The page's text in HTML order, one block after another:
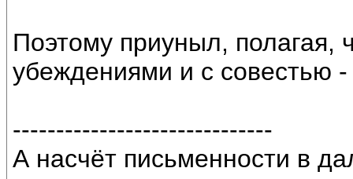
Поэтому приуныл,
убеждениями и с совестью
------------------------------
А насчёт письменности в